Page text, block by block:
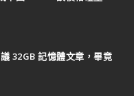
32GB 記憶體文章，畢竟